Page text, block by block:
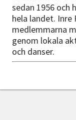
sedan 1956 och
hela landet. Inre
medlemmarna
genom lokala
och danser.